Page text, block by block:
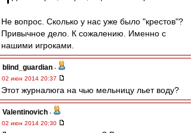
Не вопрос. Сколько у нас уже было "крестов"?
Привычное дело. К сожалению. Именно с
нашими игроками.
blind_guardian -
02 июн 2014 20:37
Этот журналюга на чью мельницу льет воду?
Valentinovich -
02 июн 2014 20:30